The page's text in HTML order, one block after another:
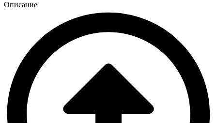
Описание